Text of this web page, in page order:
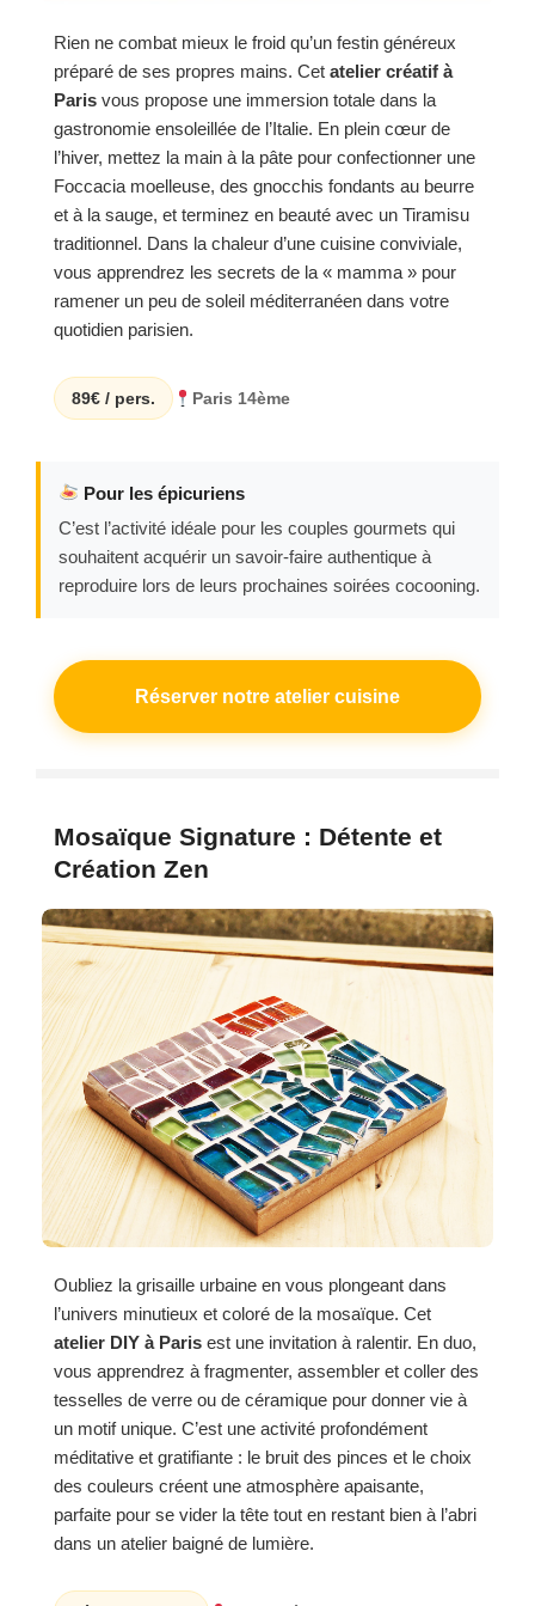
Rien ne combat mieux le froid qu’un festin généreux
préparé de ses propres mains. Cet atelier créatif à
Paris vous propose une immersion totale dans la
gastronomie ensoleillée de l’Italie. En plein cœur de
l’hiver, mettez la main à la pâte pour confectionner une
Foccacia moelleuse, des gnocchis fondants au beurre
et à la sauge, et terminez en beauté avec un Tiramisu
traditionnel. Dans la chaleur d’une cuisine conviviale,
vous apprendrez les secrets de la « mamma » pour
ramener un peu de soleil méditerranéen dans votre
quotidien parisien.
89€ / pers. Paris 14ème
Pour les épicuriens
C’est l’activité idéale pour les couples gourmets qui
souhaitent acquérir un savoir-faire authentique à
reproduire lors de leurs prochaines soirées cocooning.
Réserver notre atelier cuisine
Mosaïque Signature : Détente et
Création Zen
Oubliez la grisaille urbaine en vous plongeant dans
l’univers minutieux et coloré de la mosaïque. Cet
atelier DIY à Paris est une invitation à ralentir. En duo,
vous apprendrez à fragmenter, assembler et coller des
tesselles de verre ou de céramique pour donner vie à
un motif unique. C’est une activité profondément
méditative et gratifiante : le bruit des pinces et le choix
des couleurs créent une atmosphère apaisante,
parfaite pour se vider la tête tout en restant bien à l’abri
dans un atelier baigné de lumière.